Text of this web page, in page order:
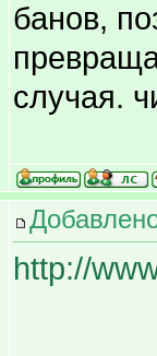
банов,
случая.
http://